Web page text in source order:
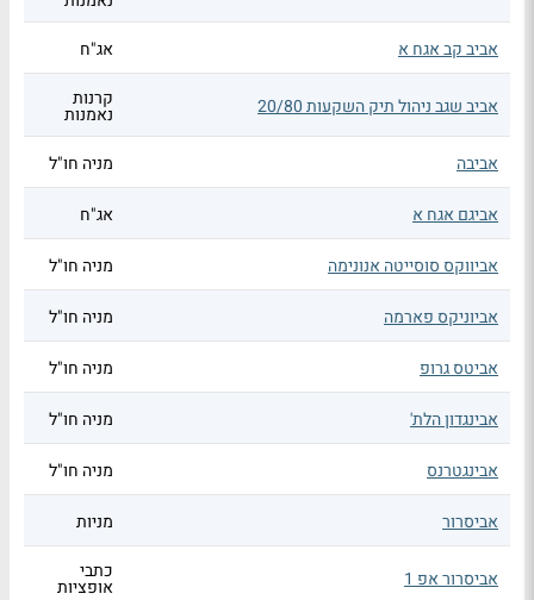
אביב קב אגח א
אג"ח
אביב שגב ניהול תיק השקעות 20/80 קרנות
נאמנות
אביבה
מניה חו"ל
אביגם אגח א אג"ח
אביווקס סוסייטה אנונימה מניה חו"ל
אביוניקס פארמה מניה חו"ל
אביטס גרופ מניה חו"ל
אבינגדון הלת' מניה חו"ל
אבינגטרנס מניה חו"ל
אביסרור מניות
אביסרור אפ 1 כתבי
אופציות